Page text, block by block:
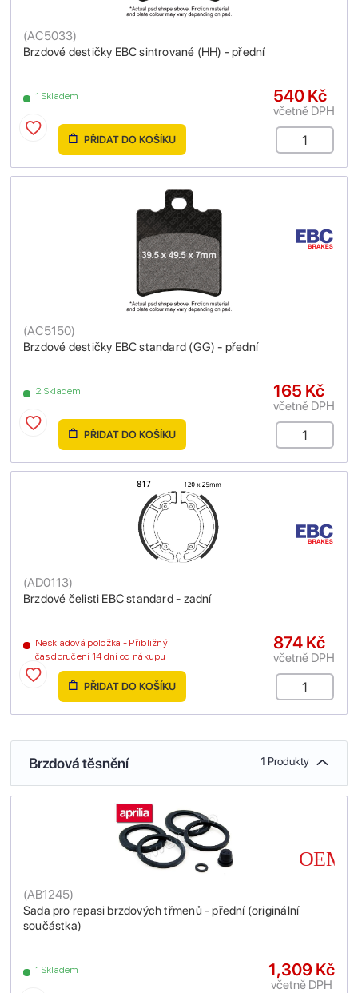
Brzdové destičky EBC sintrované (HH) - přední
(AC5033)
1 Skladem 540 Kč
včetně DPH
PŘIDAT DO KOŠÍKU
Brzdové destičky EBC standard (GG) - přední
(AC5150)
2 Skladem 165 Kč
včetně DPH
PŘIDAT DO KOŠÍKU
Brzdové čelisti EBC standard - zadní
(AD0113)
Neskladová položka - Přibližný
čas doručení 14 dní od nákupu
874 Kč
včetně DPH
PŘIDAT DO KOŠÍKU
Brzdová těsnění 1 Produkty
Sada pro repasi brzdových třmenů - přední (originální
součástka)
(AB1245)
1 Skladem 1,309 Kč
včetně DPH